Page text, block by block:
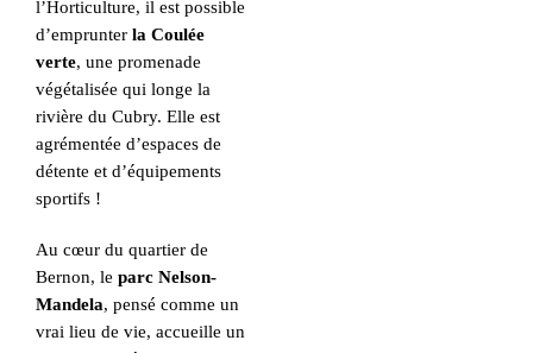
l’Horticulture, il est possible
d’emprunter la Coulée
verte, une promenade
végétalisée qui longe la
rivière du Cubry. Elle est
agrémentée d’espaces de
détente et d’équipements
sportifs !
Au cœur du quartier de
Bernon, le parc Nelson-
Mandela, pensé comme un
vrai lieu de vie, accueille un